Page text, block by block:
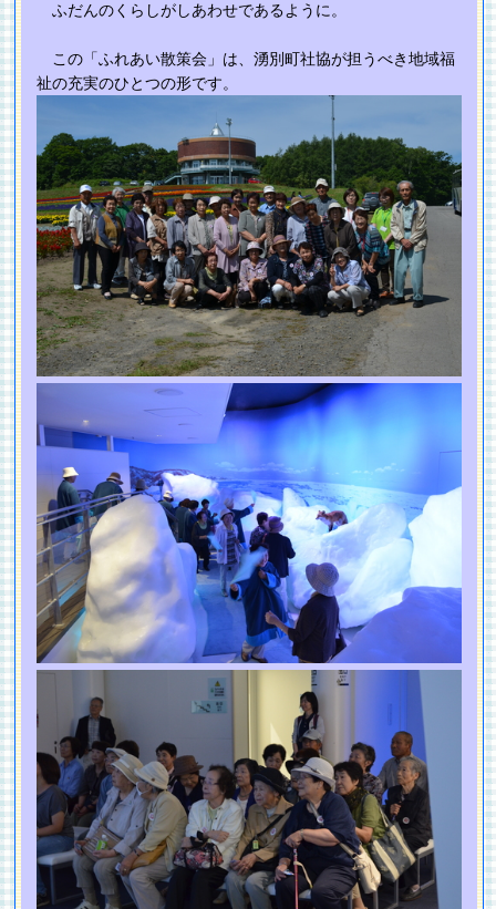
ふだんのくらしがしあわせであるように。
この「ふれあい散策会」は、湧別町社協が担うべき地域福
祉の充実のひとつの形です。